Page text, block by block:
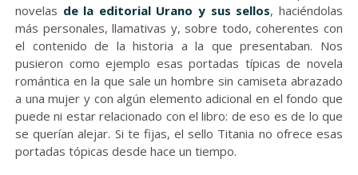
novelas de la editorial Urano y sus sellos, haciéndolas
más personales, llamativas y, sobre todo, coherentes con
el contenido de la historia a la que presentaban. Nos
pusieron como ejemplo esas portadas típicas de novela
romántica en la que sale un hombre sin camiseta abrazado
a una mujer y con algún elemento adicional en el fondo que
puede ni estar relacionado con el libro: de eso es de lo que
se querían alejar. Si te fijas, el sello Titania no ofrece esas
portadas tópicas desde hace un tiempo.